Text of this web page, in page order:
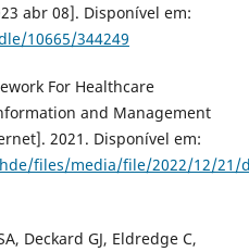
abr 08]. Disponível em:
10665/344249
For Healthcare
and Management
2021. Disponível em:
files/media/file/2022/12/21/
Deckard GJ, Eldredge C,